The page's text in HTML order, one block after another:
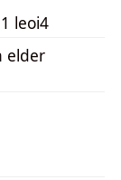
leoi4
elder